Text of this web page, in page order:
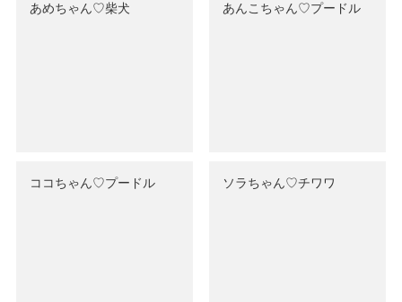
あめちゃん♡‬柴犬 あんこちゃん♡‬プードル
ココちゃん♡‬プードル ソラちゃん♡‬チワワ